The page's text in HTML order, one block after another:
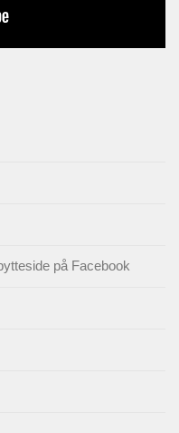
på Facebook